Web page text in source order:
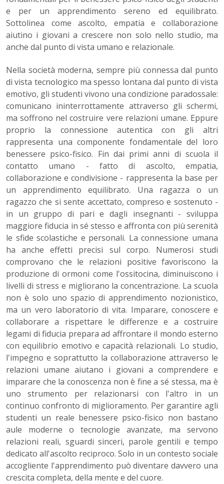
e per un apprendimento sereno ed equilibrato.
Sottolinea come ascolto, empatia e collaborazione
aiutino i giovani a crescere non solo nello studio, ma
anche dal punto di vista umano e relazionale.
Nella società moderna, sempre più connessa dal punto
di vista tecnologico ma spesso lontana dal punto di vista
emotivo, gli studenti vivono una condizione paradossale:
comunicano ininterrottamente attraverso gli schermi,
ma soffrono nel costruire vere relazioni umane. Eppure
proprio la connessione autentica con gli altri
rappresenta una componente fondamentale del loro
benessere psico-fisico. Fin dai primi anni di scuola il
contatto umano - fatto di ascolto, empatia,
collaborazione e condivisione - rappresenta la base per
un apprendimento equilibrato. Una ragazza o un
ragazzo che si sente accettato, compreso e sostenuto -
in un gruppo di pari e dagli insegnanti - sviluppa
maggiore fiducia in sé stesso e affronta con più serenità
le sfide scolastiche e personali. La connessione umana
ha anche effetti precisi sul corpo. Numerosi studi
comprovano che le relazioni positive favoriscono la
produzione di ormoni come l'ossitocina, diminuiscono i
livelli di stress e migliorano la concentrazione. La scuola
non è solo uno spazio di apprendimento nozionistico,
ma un vero laboratorio di vita. Imparare, conoscere e
collaborare a rispettare le differenze e a costruire
legami di fiducia prepara ad affrontare il mondo esterno
con equilibrio emotivo e capacità relazionali. Lo studio,
l'impegno e soprattutto la collaborazione attraverso le
relazioni umane aiutano i giovani a comprendere e
imparare che la conoscenza non è fine a sé stessa, ma è
uno strumento per relazionarsi con l'altro in un
continuo confronto di miglioramento. Per garantire agli
studenti un reale benessere psico-fisico non bastano
aule moderne o tecnologie avanzate, ma servono
relazioni reali, sguardi sinceri, parole gentili e tempo
dedicato all'ascolto reciproco. Solo in un contesto sociale
accogliente l'apprendimento può diventare davvero una
crescita completa, della mente e del cuore.